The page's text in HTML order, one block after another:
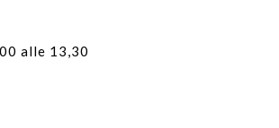
alle 13,30